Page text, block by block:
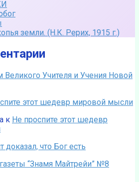
земли. (Н.К. Рерих, 1915 г.)
Учителя и Учения Новой
этот шедевр мировой мысли
к Не проспите этот шедевр
доказал, что Бог есть
“Знамя Майтрейи” №8